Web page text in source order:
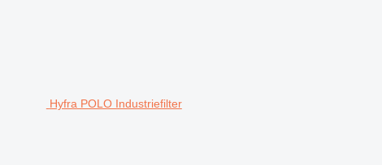
Hyfra POLO Industriefilter